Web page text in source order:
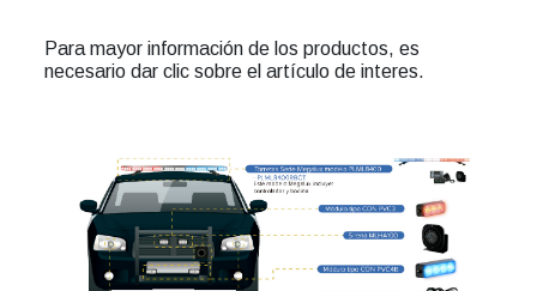
Para mayor información de los productos, es
necesario dar clic sobre el artículo de interes.